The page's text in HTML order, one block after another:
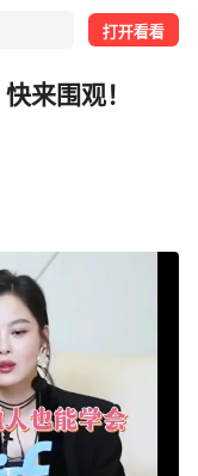
打开看看
来围观！